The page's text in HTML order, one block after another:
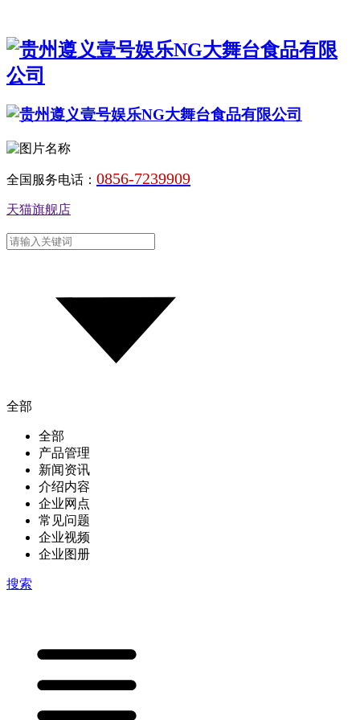
全国服务电话： 0856-7239909
天猫旗舰店
全部
全部
产品管理
新闻资讯
介绍内容
企业网点
常见问题
企业视频
企业图册
搜索